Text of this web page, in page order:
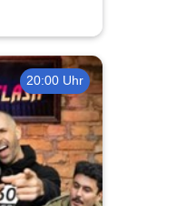
20:00 Uhr